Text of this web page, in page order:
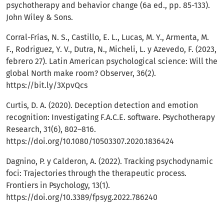
psychotherapy and behavior change (6a ed., pp. 85-133).
John Wiley & Sons.
Corral-Frías, N. S., Castillo, E. L., Lucas, M. Y., Armenta, M.
F., Rodriguez, Y. V., Dutra, N., Micheli, L. y Azevedo, F. (2023,
febrero 27). Latin American psychological science: Will the
global North make room? Observer, 36(2).
https://bit.ly/3XpvQcs
Curtis, D. A. (2020). Deception detection and emotion
recognition: Investigating F.A.C.E. software. Psychotherapy
Research, 31(6), 802–816.
https://doi.org/10.1080/10503307.2020.1836424
Dagnino, P. y Calderon, A. (2022). Tracking psychodynamic
foci: Trajectories through the therapeutic process.
Frontiers in Psychology, 13(1).
https://doi.org/10.3389/fpsyg.2022.786240